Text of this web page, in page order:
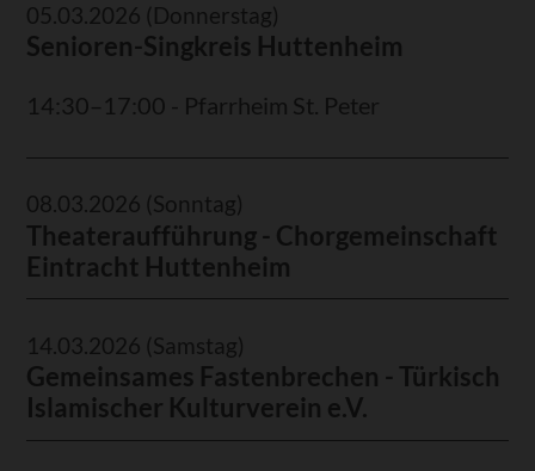
05.03.2026 (Donnerstag)
Senioren-Singkreis Huttenheim
14:30–17:00 - Pfarrheim St. Peter
08.03.2026 (Sonntag)
Theateraufführung - Chorgemeinschaft
Eintracht Huttenheim
14.03.2026 (Samstag)
Gemeinsames Fastenbrechen - Türkisch
Islamischer Kulturverein e.V.